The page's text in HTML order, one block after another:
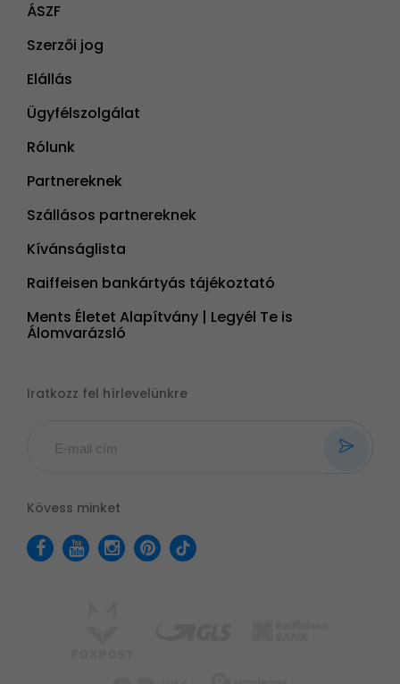
ÁSZF
Szerzői jog
Elállás
Ügyfélszolgálat
Rólunk
Partnereknek
Szállásos partnereknek
Kívánságlista
Raiffeisen bankártyás tájékoztató
Ments Életet Alapítvány | Legyél Te is
Álomvarázsló
Iratkozz fel hírlevelünkre
Kövess minket